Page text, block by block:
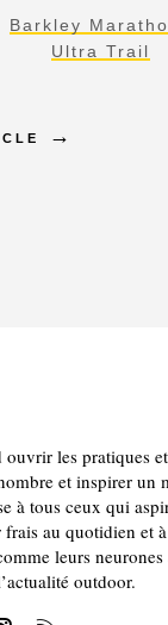
Barkley
Ultra Trail
ouvrir les pratiques
et inspirer un
à tous ceux qui
frais au quotidien et
leurs
outdoor.